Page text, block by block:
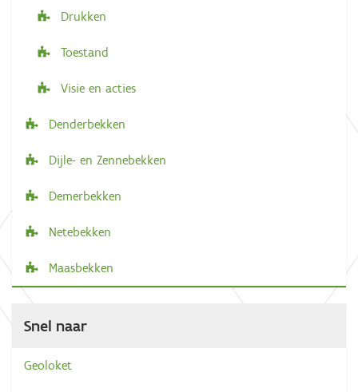
Drukken
Toestand
Visie en acties
Denderbekken
Dijle- en Zennebekken
Demerbekken
Netebekken
Maasbekken
Snel naar
Geoloket